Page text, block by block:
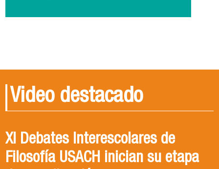
Video destacado
XI Debates Interescolares de
Filosofía USACH inician su etapa